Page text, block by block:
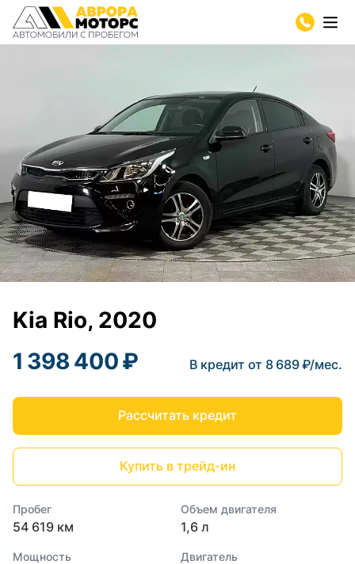
Kia Rio, 2020
1 398 400 ₽
В кредит от 8 689 ₽/мес.
Рассчитать кредит
Купить в трейд-ин
Пробег
54 619 км
Объем двигателя
1,6 л
Мощность Двигатель